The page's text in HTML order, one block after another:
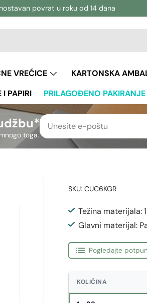
povrat u roku od 14 dana
VREĆICE KARTONSKA
I PAPIRI PRILAGOĐENO PAKIRANJE
toga.
SKU: CUC6KGR
Težina materijala:
Glavni materijal:
Pogledajte
KOLIČINA